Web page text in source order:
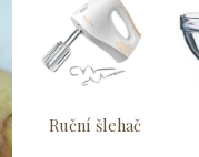
Ruční šlehač